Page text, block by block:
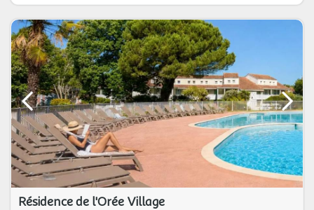
Résidence de l'Orée Village